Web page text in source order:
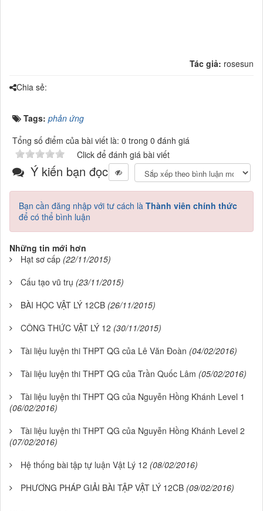
Tác giả: rosesun
Chia sẻ:
Tags: phản ứng
Tổng số điểm của bài viết là: 0 trong 0 đánh giá
Click để đánh giá bài viết
Ý kiến bạn đọc
Bạn cần đăng nhập với tư cách là Thành viên chính thức
để có thể bình luận
Những tin mới hơn
Hạt sơ cấp (22/11/2015)
Cấu tạo vũ trụ (23/11/2015)
BÀI HỌC VẬT LÝ 12CB (26/11/2015)
CÔNG THỨC VẬT LÝ 12 (30/11/2015)
Tài liệu luyện thi THPT QG của Lê Văn Đoàn (04/02/2016)
Tài liệu luyện thi THPT QG của Trần Quốc Lâm (05/02/2016)
Tài liệu luyện thi THPT QG của Nguyễn Hồng Khánh Level 1
(06/02/2016)
Tài liệu luyện thi THPT QG của Nguyễn Hồng Khánh Level 2
(07/02/2016)
Hệ thống bài tập tự luận Vật Lý 12 (08/02/2016)
PHƯƠNG PHÁP GIẢI BÀI TẬP VẬT LÝ 12CB (09/02/2016)